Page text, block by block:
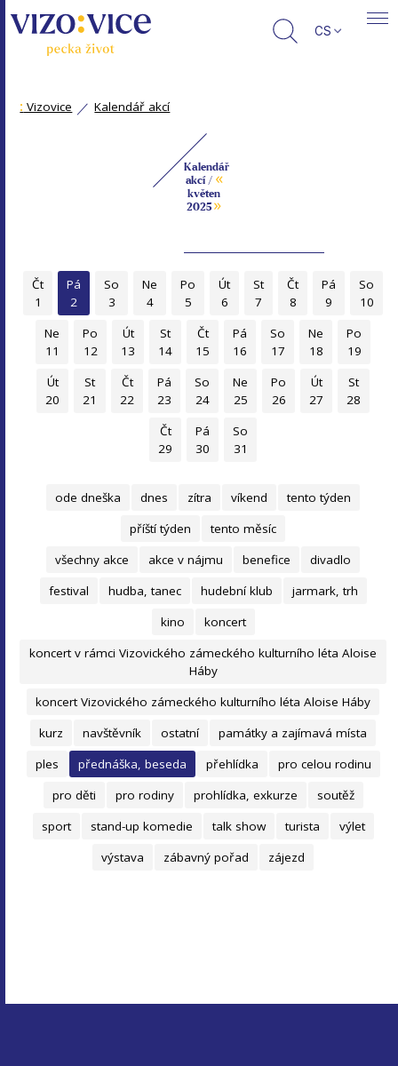
CS
: Vizovice Kalendář akcí
Kalendář
akcí / «
květen
2025»
Čt
1
Pá
2
So
3
Ne
4
Po
5
Út
6
St
7
Čt
8
Pá
9
So
10
Ne
11
Po
12
Út
13
St
14
Čt
15
Pá
16
So
17
Ne
18
Po
19
Út
20
St
21
Čt
22
Pá
23
So
24
Ne
25
Po
26
Út
27
St
28
Čt
29
Pá
30
So
31
ode dneška dnes zítra víkend
tento týden
příští týden
tento měsíc
všechny akce
akce v nájmu benefice
divadlo
festival
hudba, tanec hudební klub
jarmark, trh
kino
koncert
koncert v rámci Vizovického zámeckého kulturního léta Aloise
Háby
koncert Vizovického zámeckého kulturního léta Aloise Háby
kurz
navštěvník ostatní
památky a zajímavá místa
ples
přednáška, beseda přehlídka
pro celou rodinu
pro děti
pro rodiny prohlídka, exkurze
soutěž
sport
stand-up komedie talk show turista
výlet
výstava
zábavný pořad zájezd